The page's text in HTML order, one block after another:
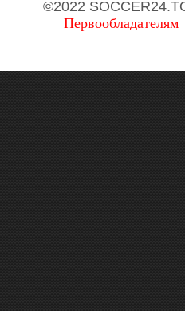
©2022
Первообладателям